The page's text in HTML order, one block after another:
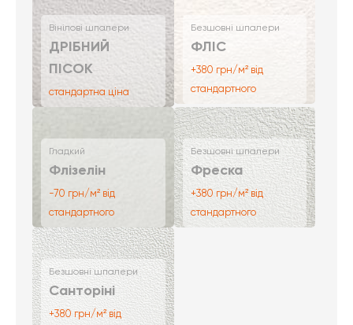
Вінілові шпалери
ДРІБНИЙ
ПІСОК
стандартна ціна
Безшовні шпалери
ФЛІС
+380 грн/м² від
стандартного
Гладкий
Флізелін
-70 грн/м² від
стандартного
Безшовні шпалери
Фреска
+380 грн/м² від
стандартного
Безшовні шпалери
Санторіні
+380 грн/м² від